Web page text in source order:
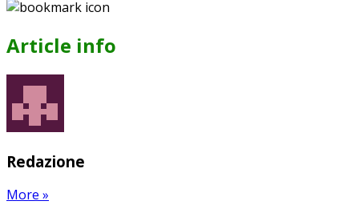
Article info
Redazione
More »